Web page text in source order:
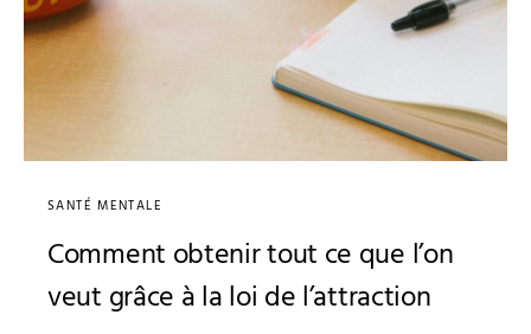
SANTÉ MENTALE
Comment obtenir tout ce que l’on
veut grâce à la loi de l’attraction